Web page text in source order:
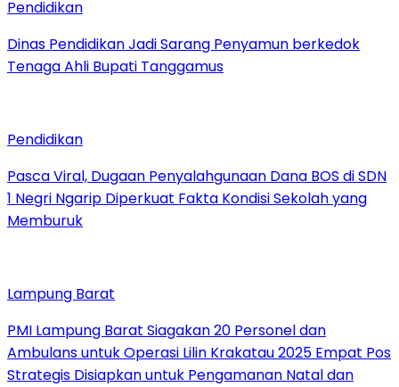
Pendidikan
Dinas Pendidikan Jadi Sarang Penyamun berkedok
Tenaga Ahli Bupati Tanggamus
Pendidikan
Pasca Viral, Dugaan Penyalahgunaan Dana BOS di SDN
1 Negri Ngarip Diperkuat Fakta Kondisi Sekolah yang
Memburuk
Lampung Barat
PMI Lampung Barat Siagakan 20 Personel dan
Ambulans untuk Operasi Lilin Krakatau 2025 Empat Pos
Strategis Disiapkan untuk Pengamanan Natal dan